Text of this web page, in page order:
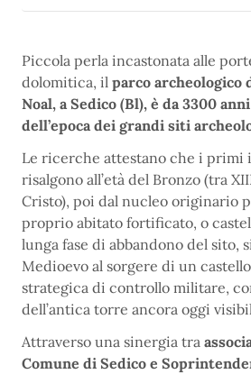
Piccola perla incastonata alle
dolomitica, il parco archeologico
Noal, a Sedico (Bl), è da 3300
dell’epoca dei grandi siti
Le ricerche attestano che i primi
risalgono all’età del Bronzo (tra
Cristo), poi dal nucleo originario
proprio abitato fortificato, o
lunga fase di abbandono del sito,
Medioevo al sorgere di un
strategica di controllo militare,
dell’antica torre ancora oggi
Attraverso una sinergia tra
Comune di Sedico e